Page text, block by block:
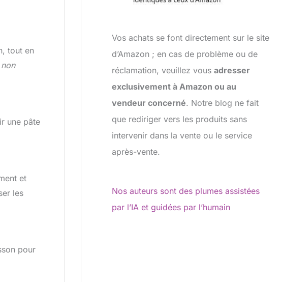
tout en
une pâte
et
les
pour
Vos achats se font directement sur le site
d’Amazon ; en cas de problème ou de
réclamation, veuillez vousadresser
exclusivement à Amazon ou au
vendeur concerné. Notre blog ne fait
que rediriger vers les produits sans
intervenir dans la vente ou le service
après-vente.
Nos auteurs sont des plumes assistées
par l’IA et guidées par l’humain